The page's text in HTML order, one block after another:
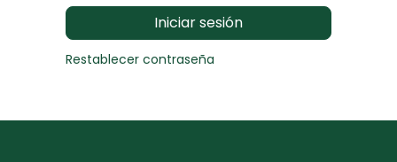
Iniciar sesión
Restablecer contraseña